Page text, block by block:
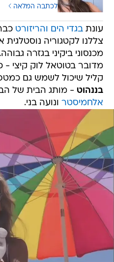
לכתבה המלאה
עונתבגדי הים והריזורט
צללנו לקטגוריה
מכנסוני ביקיני בגזרה
מדובר בטוטאל לוק קיצי
קליל שיכול לשמש גם
בננהוט - מותג הבית של
אלחמיסטר ונועה בני.